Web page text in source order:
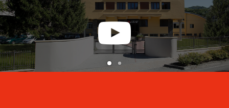
NEUIGKEITEN UND VERANSTALTUNGEN
DOWNLOAD
ITALIANO